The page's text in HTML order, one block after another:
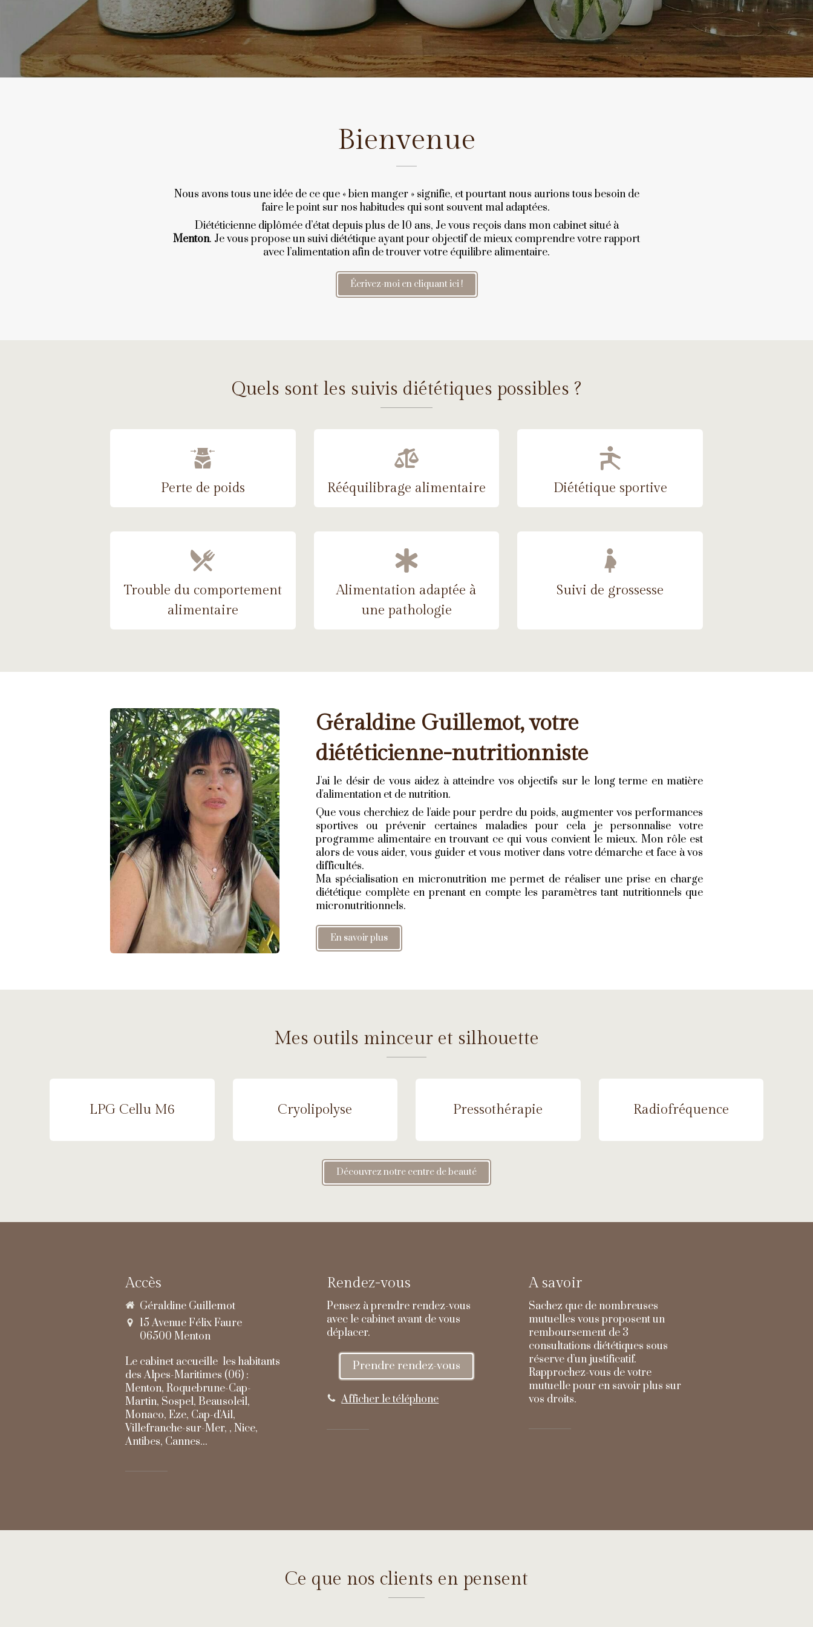
Bienvenue
Nous avons tous une idée de ce que « bien manger » signifie, et pourtant nous aurions tous besoin de
faire le point sur nos habitudes qui sont souvent mal adaptées.
Diététicienne diplômée d’état depuis plus de 10 ans, Je vous reçois dans mon cabinet situé à
Menton. Je vous propose un suivi diététique ayant pour objectif de mieux comprendre votre rapport
avec l’alimentation afin de trouver votre équilibre alimentaire.
Écrivez-moi en cliquant ici !
Quels sont les suivis diététiques possibles ?
Perte de poids Rééquilibrage alimentaire Diététique sportive
Trouble du comportement
alimentaire
Alimentation adaptée à
une pathologie
Suivi de grossesse
Géraldine Guillemot, votre
diététicienne-nutritionniste
J'ai le désir de vous aidez à atteindre vos objectifs sur le long terme en matière
d'alimentation et de nutrition.
Que vous cherchiez de l'aide pour perdre du poids, augmenter vos performances
sportives ou prévenir certaines maladies pour cela je personnalise votre
programme alimentaire en trouvant ce qui vous convient le mieux. Mon rôle est
alors de vous aider, vous guider et vous motiver dans votre démarche et face à vos
difficultés.
Ma spécialisation en micronutrition me permet de réaliser une prise en charge
diététique complète en prenant en compte les paramètres tant nutritionnels que
micronutritionnels.
En savoir plus
Mes outils minceur et silhouette
LPG Cellu M6 Cryolipolyse Pressothérapie Radiofréquence
Découvrez notre centre de beauté
Accès
Géraldine Guillemot
15 Avenue Félix Faure
06500 Menton
Le cabinet accueille les habitants
des Alpes-Maritimes (06) :
Menton, Roquebrune-Cap-
Martin, Sospel, Beausoleil,
Monaco, Eze, Cap-d'Ail,
Villefranche-sur-Mer, , Nice,
Antibes, Cannes...
Rendez-vous
Pensez à prendre rendez-vous
avec le cabinet avant de vous
déplacer.
Prendre rendez-vous
Afficher le téléphone
A savoir
Sachez que de nombreuses
mutuelles vous proposent un
remboursement de 3
consultations diététiques sous
réserve d’un justificatif.
Rapprochez-vous de votre
mutuelle pour en savoir plus sur
vos droits.
Ce que nos clients en pensent